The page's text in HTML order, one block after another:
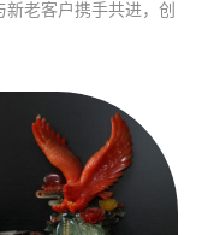
老客户携手共进，创